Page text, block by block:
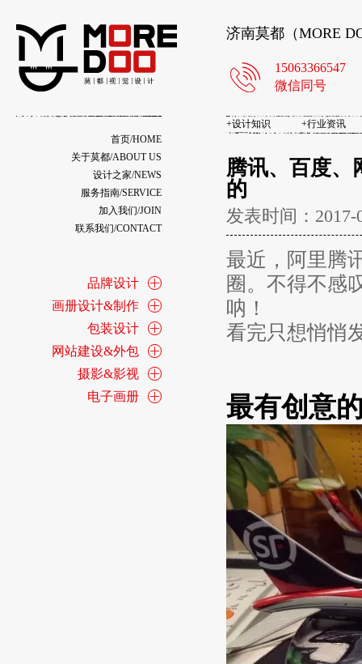
首页/HOME
关于莫都/ABOUT US
设计之家/NEWS
服务指南/SERVICE
加入我们/JOIN
联系我们/CONTACT
品牌设计
画册设计&制作
包装设计
网站建设&外包
摄影&影视
电子画册
济南莫都（MORE
15063366547
微信同号
+设计知识 +行业资讯
腾讯、百度、
的
发表时间：
最近，阿里腾
圈。不得不感
呐！
看完只想悄悄
最有创意